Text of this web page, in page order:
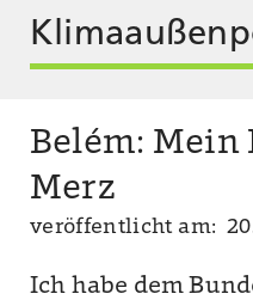
Belém: Mein
Merz
veröffentlicht am:
Ich habe dem